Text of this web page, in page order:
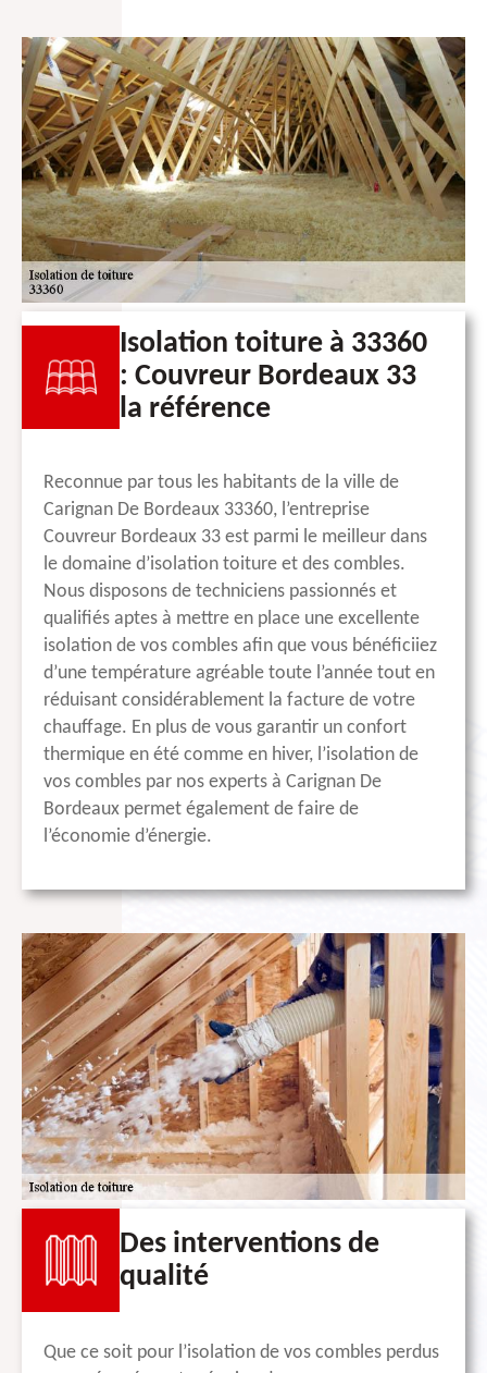
Isolation toiture à 33360
: Couvreur Bordeaux 33
la référence
Reconnue par tous les habitants de la ville de
Carignan De Bordeaux 33360, l’entreprise
Couvreur Bordeaux 33 est parmi le meilleur dans
le domaine d’isolation toiture et des combles.
Nous disposons de techniciens passionnés et
qualifiés aptes à mettre en place une excellente
isolation de vos combles afin que vous bénéficiiez
d’une température agréable toute l’année tout en
réduisant considérablement la facture de votre
chauffage. En plus de vous garantir un confort
thermique en été comme en hiver, l’isolation de
vos combles par nos experts à Carignan De
Bordeaux permet également de faire de
l’économie d’énergie.
Des interventions de
qualité
Que ce soit pour l’isolation de vos combles perdus